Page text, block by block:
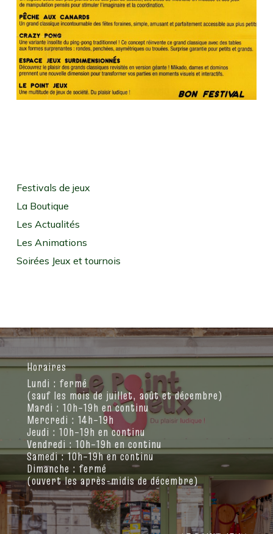
Festivals de jeux
La Boutique
Les Actualités
Les Animations
Soirées Jeux et tournois
Horaires
Lundi : fermé
(sauf les mois de juillet, août et décembre)
Mardi : 10h–19h en continu
Mercredi : 14h–19h
Jeudi : 10h–19h en continu
Vendredi : 10h–19h en continu
Samedi : 10h–19h en continu
Dimanche : fermé
(ouvert les après-midis de décembre)